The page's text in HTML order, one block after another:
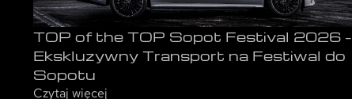
TOP of the TOP Sopot Festival 2026 –
Ekskluzywny Transport na Festiwal do
Sopotu
Czytaj więcej